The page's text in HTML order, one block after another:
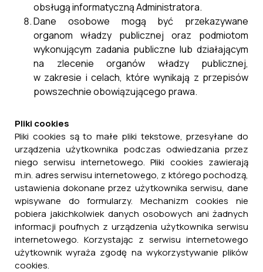
Program Ochrony Ludności i Obrony Cywilnej
na lata 2025-2026 - Przebudowa i rozbudowa
Cieszanów w celu wykonania miejsca ukrycia
typu U-1 – etap I dokumentacja budowlano-
wykonawcza
21 lipca, 2026
obsługą informatyczną Administratora.
Dane osobowe mogą być przekazywane
organom władzy publicznej oraz podmiotom
wykonującym zadania publiczne lub działającym
na zlecenie organów władzy publicznej,
w zakresie i celach, które wynikają z przepisów
powszechnie obowiązującego prawa.
Pliki cookies
Pliki cookies są to małe pliki tekstowe, przesyłane do
urządzenia użytkownika podczas odwiedzania przez
niego serwisu internetowego. Pliki cookies zawierają
m.in. adres serwisu internetowego, z którego pochodzą,
ustawienia dokonane przez użytkownika serwisu, dane
wpisywane do formularzy. Mechanizm cookies nie
pobiera jakichkolwiek danych osobowych ani żadnych
informacji poufnych z urządzenia użytkownika serwisu
internetowego. Korzystając z serwisu internetowego
użytkownik wyraża zgodę na wykorzystywanie plików
cookies.